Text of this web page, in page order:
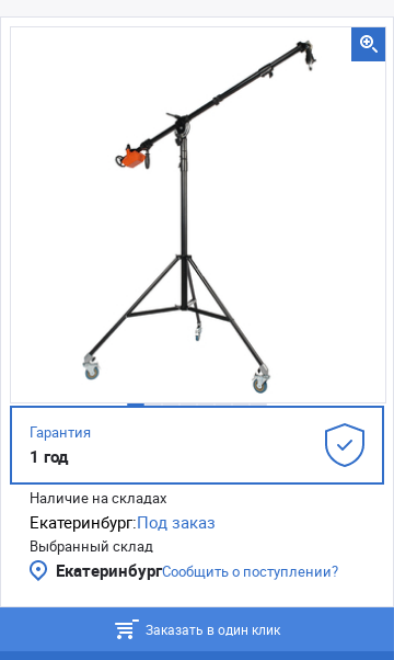
Гарантия
1 год
Наличие на складах
Екатеринбург:Под заказ
Выбранный склад
ЕкатеринбургСообщить о поступлении?
Заказать в один клик